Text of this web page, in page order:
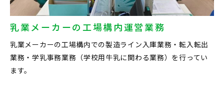
乳業メーカーの工場構内運営業務
乳業メーカーの工場構内での製造ライン入庫業務・転入転出
業務・学乳事務業務（学校用牛乳に関わる業務）を行ってい
ます。